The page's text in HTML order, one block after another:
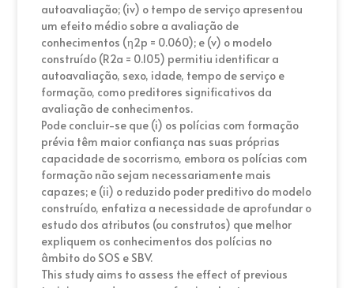
autoavaliação; (iv) o tempo de serviço apresentou
um efeito médio sobre a avaliação de
conhecimentos (η2p = 0.060); e (v) o modelo
construído (R2a = 0.105) permitiu identificar a
autoavaliação, sexo, idade, tempo de serviço e
formação, como preditores significativos da
avaliação de conhecimentos.
Pode concluir-se que (i) os polícias com formação
prévia têm maior confiança nas suas próprias
capacidade de socorrismo, embora os polícias com
formação não sejam necessariamente mais
capazes; e (ii) o reduzido poder preditivo do modelo
construído, enfatiza a necessidade de aprofundar o
estudo dos atributos (ou construtos) que melhor
expliquem os conhecimentos dos polícias no
âmbito do SOS e SBV.
This study aims to assess the effect of previous